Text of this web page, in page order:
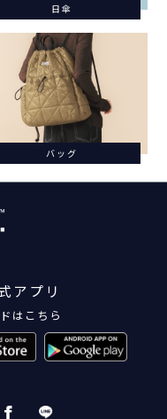
日傘
バッグ
アプリ
はこちら